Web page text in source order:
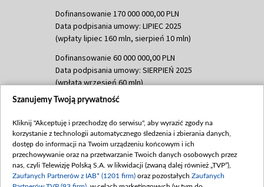
Dofinansowanie 170 000 000,00 PLN
Data podpisania umowy: LIPIEC 2025
(wpłaty lipiec 160 mln, sierpień 10 mln)
Dofinansowanie 60 000 000,00 PLN
Data podpisania umowy: SIERPIEŃ 2025
(wpłata wrzesień 60 mln)
Dofinansowanie 635 783 051,21 PLN
(wpłata wrzesień 100 mln, październik 350
mln, listopad 265 mln)
Dofinansowanie 48 862 000,00 PLN
Data podpisania umowy: GRUDZIEŃ 2025
(wpłata grudzień 60,548 mln)
Szanujemy Twoją prywatność
Kliknij "Akceptuję i przechodzę do serwisu", aby wyrazić zgody na
korzystanie z technologii automatycznego śledzenia i zbierania danych,
dostęp do informacji na Twoim urządzeniu końcowym i ich
przechowywanie oraz na przetwarzanie Twoich danych osobowych przez
nas, czyli Telewizję Polską S.A. w likwidacji (zwaną dalej również „TVP”),
Zaufanych Partnerów z IAB* (1201 firm) oraz pozostałych Zaufanych